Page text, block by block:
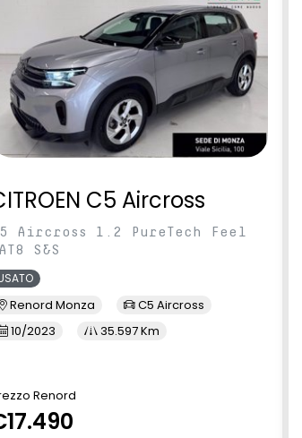
C5 Aircross
Aircross 1.2 PureTech Feel
S&S
Renord Monza
C5 Aircross
10/2023
35.597 Km
Renord